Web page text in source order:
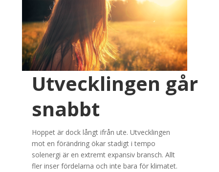
Utvecklingen går
snabbt
Hoppet är dock långt ifrån ute. Utvecklingen
mot en förändring ökar stadigt i tempo
solenergi är en extremt expansiv bransch. Allt
fler inser fördelarna och inte bara för klimatet.